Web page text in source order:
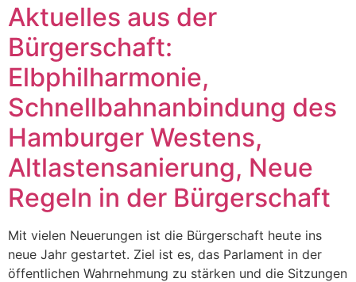
Aktuelles aus der
Bürgerschaft:
Elbphilharmonie,
Schnellbahnanbindung des
Hamburger Westens,
Altlastensanierung, Neue
Regeln in der Bürgerschaft
Mit vielen Neuerungen ist die Bürgerschaft heute ins
neue Jahr gestartet. Ziel ist es, das Parlament in der
öffentlichen Wahrnehmung zu stärken und die Sitzungen